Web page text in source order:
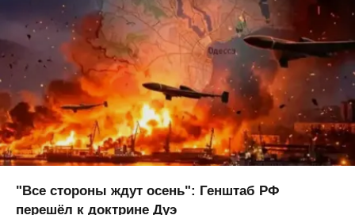
"Все стороны ждут осень": Генштаб РФ
перешёл к доктрине Дуэ